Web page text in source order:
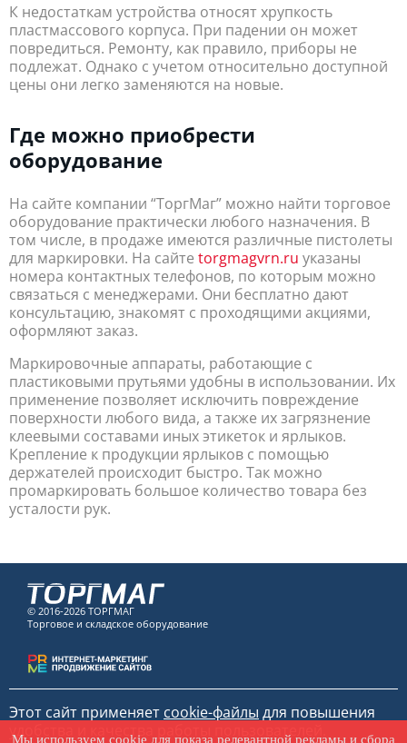
К недостаткам устройства относят хрупкость
пластмассового корпуса. При падении он может
повредиться. Ремонту, как правило, приборы не
подлежат. Однако с учетом относительно доступной
цены они легко заменяются на новые.
Где можно приобрести
оборудование
На сайте компании “ТоргМаг” можно найти торговое
оборудование практически любого назначения. В
том числе, в продаже имеются различные пистолеты
для маркировки. На сайте torgmagvrn.ru указаны
номера контактных телефонов, по которым можно
связаться с менеджерами. Они бесплатно дают
консультацию, знакомят с проходящими акциями,
оформляют заказ.
Маркировочные аппараты, работающие с
пластиковыми прутьями удобны в использовании. Их
применение позволяет исключить повреждение
поверхности любого вида, а также их загрязнение
клеевыми составами иных этикеток и ярлыков.
Крепление к продукции ярлыков с помощью
держателей происходит быстро. Так можно
промаркировать большое количество товара без
усталости рук.
© 2016-2026 ТОРГМАГ
Торговое и складское оборудование
Этот сайт применяет cookie-файлы для повышения
удобства и качества работы пользователей.
Мы используем cookie для показа релевантной рекламы и сбора